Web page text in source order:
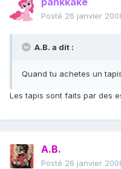
Posté 26 janvier
A.B. a dit :
Quand tu achetes un
Les tapis sont faits par des
A.B.
Posté 26 janvier